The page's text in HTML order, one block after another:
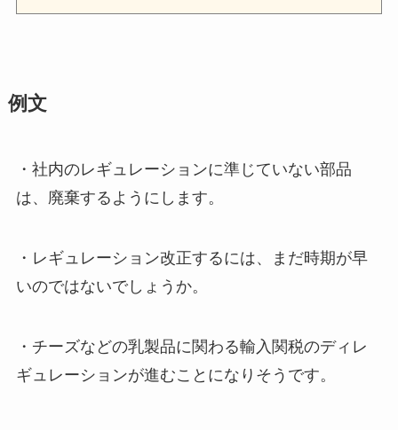
例文
・社内のレギュレーションに準じていない部品
は、廃棄するようにします。
・レギュレーション改正するには、まだ時期が早
いのではないでしょうか。
・チーズなどの乳製品に関わる輸入関税のディレ
ギュレーションが進むことになりそうです。